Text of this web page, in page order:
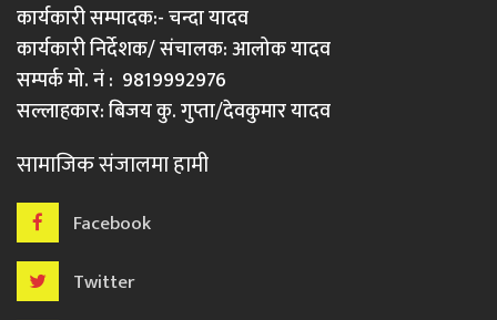
कार्यकारी सम्पादक:- चन्दा यादव
कार्यकारी निर्देशक/ संचालक: आलोक यादव
सम्पर्क मो. नं : 9819992976
सल्लाहकार: बिजय कु. गुप्ता/देवकुमार यादव
सामाजिक संजालमा हामी
Facebook
Twitter